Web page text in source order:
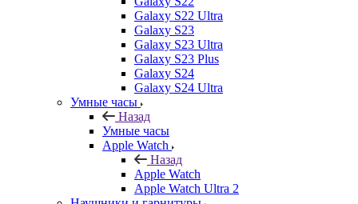
Galaxy S22 Ultra
Galaxy S23
Galaxy S23 Ultra
Galaxy S23 Plus
Galaxy S24
Galaxy S24 Ultra
Умные часы
Назад
Умные часы
Apple Watch
Назад
Apple Watch
Apple Watch Ultra 2